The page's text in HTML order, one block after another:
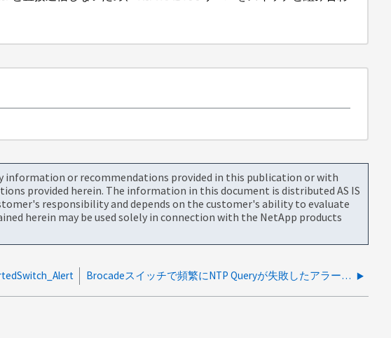
information or recommendations provided in this publication or with
provided herein. The information in this document is distributed AS IS
responsibility and depends on the customer's ability to evaluate
herein may be used solely in connection with the NetApp products
Brocadeスイッチで頻繁にNTP Queryが失敗したアラートを生成します